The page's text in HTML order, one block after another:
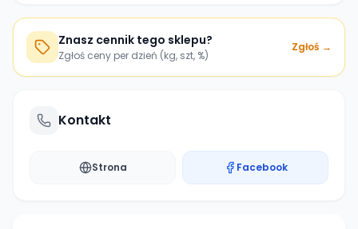
Znasz cennik tego sklepu?
Zgłoś ceny per dzień (kg, szt, %)
Zgłoś →
Kontakt
Strona Facebook